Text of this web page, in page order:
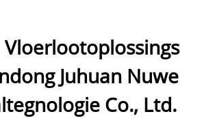
Juhuan Nuwe
Co., Ltd.